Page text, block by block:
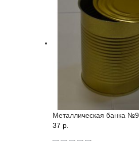
Металлическая банка №9
37 p.